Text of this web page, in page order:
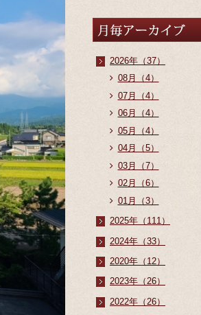
2026年（37）
08月（4）
07月（4）
06月（4）
05月（4）
04月（5）
03月（7）
02月（6）
01月（3）
2025年（111）
2024年（33）
2020年（12）
2023年（26）
2022年（26）